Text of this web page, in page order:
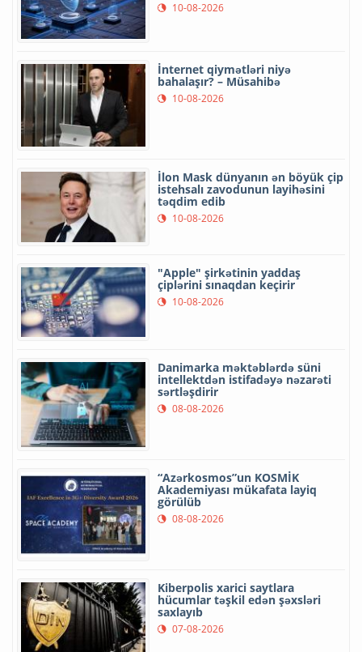
10-08-2026
İnternet qiymətləri niyə
bahalaşır? – Müsahibə
10-08-2026
İlon Mask dünyanın ən böyük çip
istehsalı zavodunun layihəsini
təqdim edib
10-08-2026
"Apple" şirkətinin yaddaş
çiplərini sınaqdan keçirir
10-08-2026
Danimarka məktəblərdə süni
intellektdən istifadəyə nəzarəti
sərtləşdirir
08-08-2026
“Azərkosmos”un KOSMİK
Akademiyası mükafata layiq
görülüb
08-08-2026
Kiberpolis xarici saytlara
hücumlar təşkil edən şəxsləri
saxlayıb
07-08-2026